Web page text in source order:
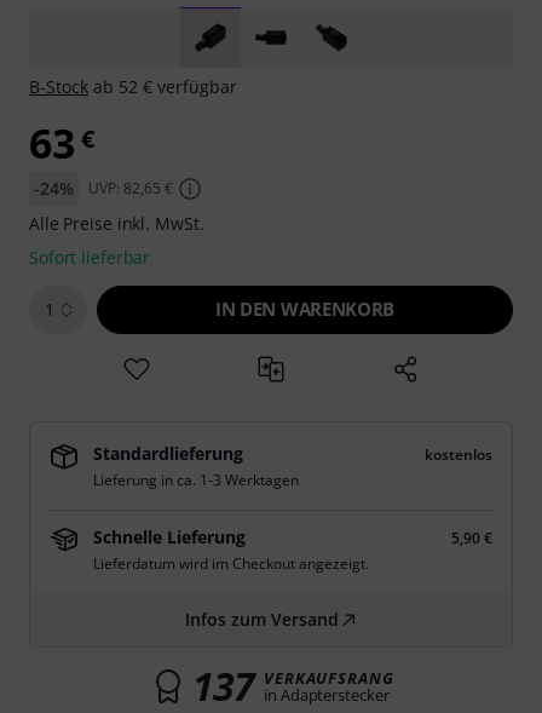
B-Stock ab 52 € verfügbar
63 €
-24% UVP: 82,65 €
Alle Preise inkl. MwSt.
Sofort lieferbar
1 IN DEN WARENKORB
Standardlieferung
kostenlos
Lieferung in ca. 1-3 Werktagen
Schnelle Lieferung
5,90 €
Lieferdatum wird im Checkout angezeigt.
Infos zum Versand
137 VERKAUFSRANG
in Adapterstecker